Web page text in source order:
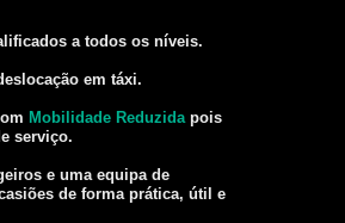
a todos os níveis.
em táxi.
Mobilidade Reduzida pois
serviço.
e uma equipa de
de forma prática, útil e